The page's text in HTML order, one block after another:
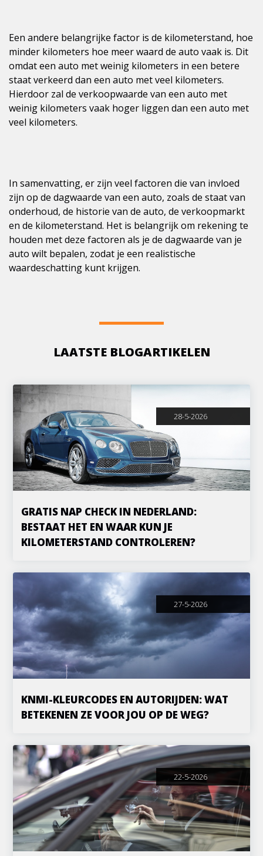
Een andere belangrijke factor is de kilometerstand, hoe
minder kilometers hoe meer waard de auto vaak is. Dit
omdat een auto met weinig kilometers in een betere
staat verkeerd dan een auto met veel kilometers.
Hierdoor zal de verkoopwaarde van een auto met
weinig kilometers vaak hoger liggen dan een auto met
veel kilometers.
In samenvatting, er zijn veel factoren die van invloed
zijn op de dagwaarde van een auto, zoals de staat van
onderhoud, de historie van de auto, de verkoopmarkt
en de kilometerstand. Het is belangrijk om rekening te
houden met deze factoren als je de dagwaarde van je
auto wilt bepalen, zodat je een realistische
waardeschatting kunt krijgen.
LAATSTE BLOGARTIKELEN
28-5-2026
GRATIS NAP CHECK IN NEDERLAND:
BESTAAT HET EN WAAR KUN JE
KILOMETERSTAND CONTROLEREN?
27-5-2026
KNMI-KLEURCODES EN AUTORIJDEN: WAT
BETEKENEN ZE VOOR JOU OP DE WEG?
22-5-2026